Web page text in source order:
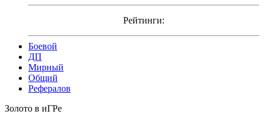
Рейтинги:
Боевой
ДП
Мирный
Общий
Рефералов
Золото в иГРе